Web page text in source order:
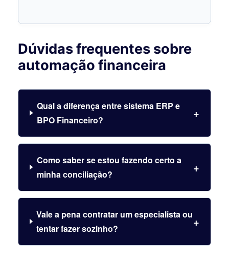
Dúvidas frequentes sobre
automação financeira
Qual a diferença entre sistema ERP e
BPO Financeiro?
Como saber se estou fazendo certo a
minha conciliação?
Vale a pena contratar um especialista ou
tentar fazer sozinho?